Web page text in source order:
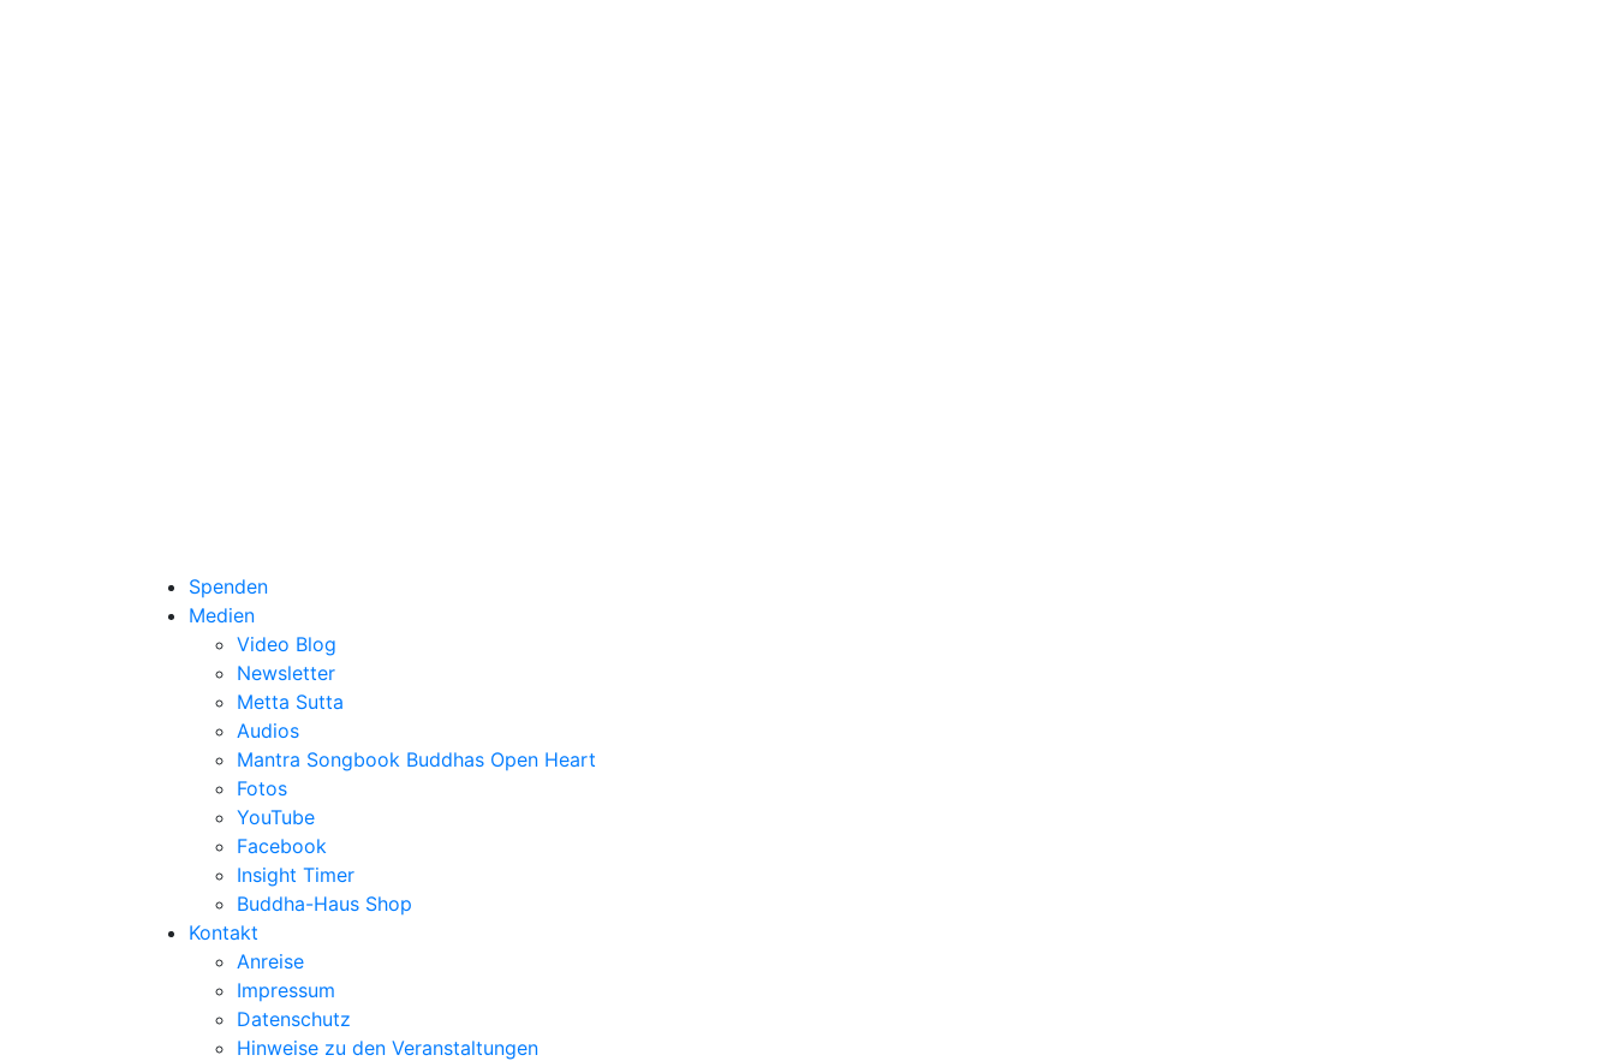
Spenden
Medien
Video Blog
Newsletter
Metta Sutta
Audios
Mantra Songbook Buddhas Open Heart
Fotos
YouTube
Facebook
Insight Timer
Buddha-Haus Shop
Kontakt
Anreise
Impressum
Datenschutz
Hinweise zu den Veranstaltungen